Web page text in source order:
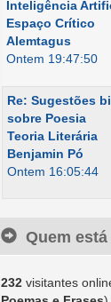
Inteligência
Espaço Crítico
Alemtagus
Ontem 19:47:50
Re: Sugestões
sobre Poesia
Teoria Literária
Benjamin Pó
Ontem 16:05:44
Quem
232visitantes